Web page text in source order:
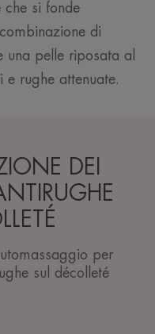
che si fonde
di
una pelle riposata al
rughe attenuate.
DEI
per
sul décolleté